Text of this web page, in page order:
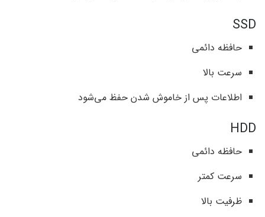
SSD
حافظه دائمی
سرعت بالا
اطلاعات پس از خاموش شدن حفظ می‌شود
HDD
حافظه دائمی
سرعت کمتر
ظرفیت بالا